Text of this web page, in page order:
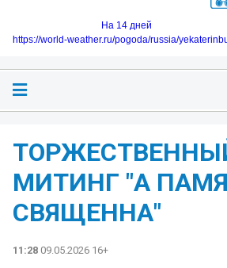
На 14 дней
https://world-weather.ru/pogoda/russia/
МИТИНГ "А
СВЯЩЕННА"
11:28 09.05.2026 16+